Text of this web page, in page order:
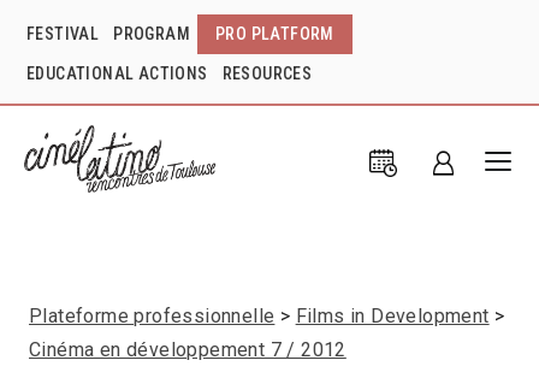
FESTIVAL PROGRAM PRO PLATFORM
EDUCATIONAL ACTIONS RESOURCES
Plateforme professionnelle
Films in Development
Cinéma en développement 7 / 2012